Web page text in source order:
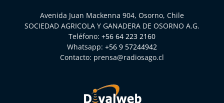
Avenida Juan Mackenna 904, Osorno, Chile
SOCIEDAD AGRICOLA Y GANADERA DE OSORNO A.G.
Teléfono: +56 64 223 2160
Whatsapp: +56 9 57244942
Contacto: prensa@radiosago.cl